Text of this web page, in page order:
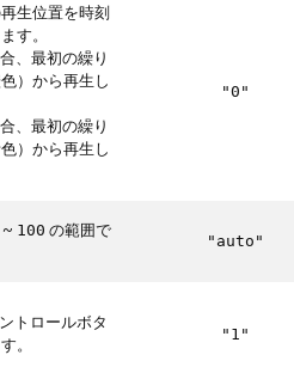
生位置を時刻
す。
、最初の繰り
）から再生し
、最初の繰り
）から再生し
"0"
~ 100 の範囲で
"auto"
トロールボタ
。
"1"